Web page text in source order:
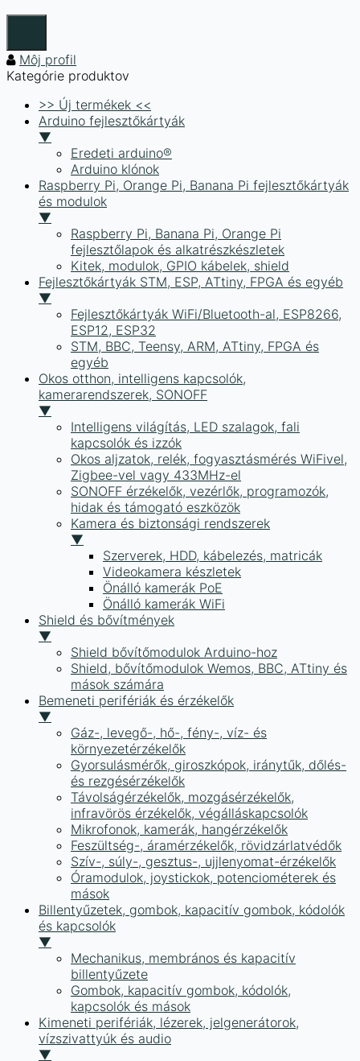
Môj profil
Kategórie produktov
>> Új termékek <<
Arduino fejlesztőkártyák
▼
Eredeti arduino®
Arduino klónok
Raspberry Pi, Orange Pi, Banana Pi fejlesztőkártyák
és modulok
▼
Raspberry Pi, Banana Pi, Orange Pi
fejlesztőlapok és alkatrészkészletek
Kitek, modulok, GPIO kábelek, shield
Fejlesztőkártyák STM, ESP, ATtiny, FPGA és egyéb
▼
Fejlesztőkártyák WiFi/Bluetooth-al, ESP8266,
ESP12, ESP32
STM, BBC, Teensy, ARM, ATtiny, FPGA és
egyéb
Okos otthon, intelligens kapcsolók,
kamerarendszerek, SONOFF
▼
Intelligens világítás, LED szalagok, fali
kapcsolók és izzók
Okos aljzatok, relék, fogyasztásmérés WiFivel,
Zigbee-vel vagy 433MHz-el
SONOFF érzékelők, vezérlők, programozók,
hidak és támogató eszközök
Kamera és biztonsági rendszerek
▼
Szerverek, HDD, kábelezés, matricák
Videokamera készletek
Önálló kamerák PoE
Önálló kamerák WiFi
Shield és bővítmények
▼
Shield bővítőmodulok Arduino-hoz
Shield, bővítőmodulok Wemos, BBC, ATtiny és
mások számára
Bemeneti perifériák és érzékelők
▼
Gáz-, levegő-, hő-, fény-, víz- és
környezetérzékelők
Gyorsulásmérők, giroszkópok, iránytűk, dőlés-
és rezgésérzékelők
Távolságérzékelők, mozgásérzékelők,
infravörös érzékelők, végálláskapcsolók
Mikrofonok, kamerák, hangérzékelők
Feszültség-, áramérzékelők, rövidzárlatvédők
Szív-, súly-, gesztus-, ujjlenyomat-érzékelők
Óramodulok, joystickok, potenciométerek és
mások
Billentyűzetek, gombok, kapacitív gombok, kódolók
és kapcsolók
▼
Mechanikus, membrános és kapacitív
billentyűzete
Gombok, kapacitív gombok, kódolók,
kapcsolók és mások
Kimeneti perifériák, lézerek, jelgenerátorok,
vízszivattyúk és audio
▼